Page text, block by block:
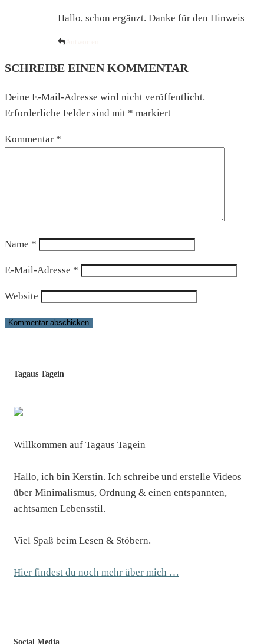
Hallo, schon ergänzt. Danke für den Hinweis
SCHREIBE EINEN KOMMENTAR
Deine E-Mail-Adresse wird nicht veröffentlicht.
Erforderliche Felder sind mit * markiert
Kommentar *
Name *
E-Mail-Adresse *
Website
Tagaus Tagein
Willkommen auf Tagaus Tagein
Hallo, ich bin Kerstin. Ich schreibe und erstelle Videos
über Minimalismus, Ordnung & einen entspannten,
achtsamen Lebensstil.
Viel Spaß beim Lesen & Stöbern.
Hier findest du noch mehr über mich …
Social Media